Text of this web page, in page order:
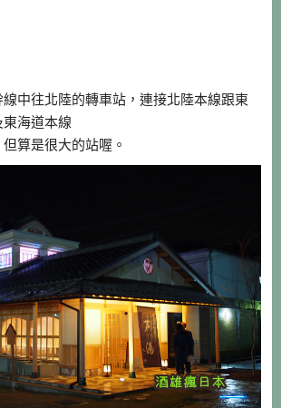
中往北陸的轉車站，連接北陸本線跟東
海道本線
算是很大的站喔。